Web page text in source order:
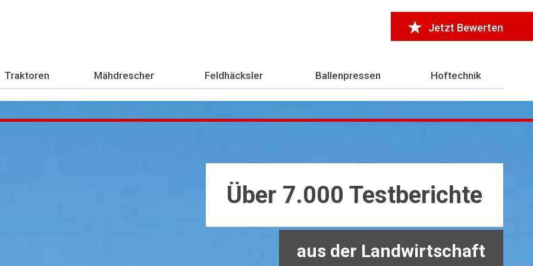
Jetzt Bewerten
Traktoren Mähdrescher Feldhäcksler Ballenpressen Hoftechnik
Über 7.000 Testberichte
aus der Landwirtschaft